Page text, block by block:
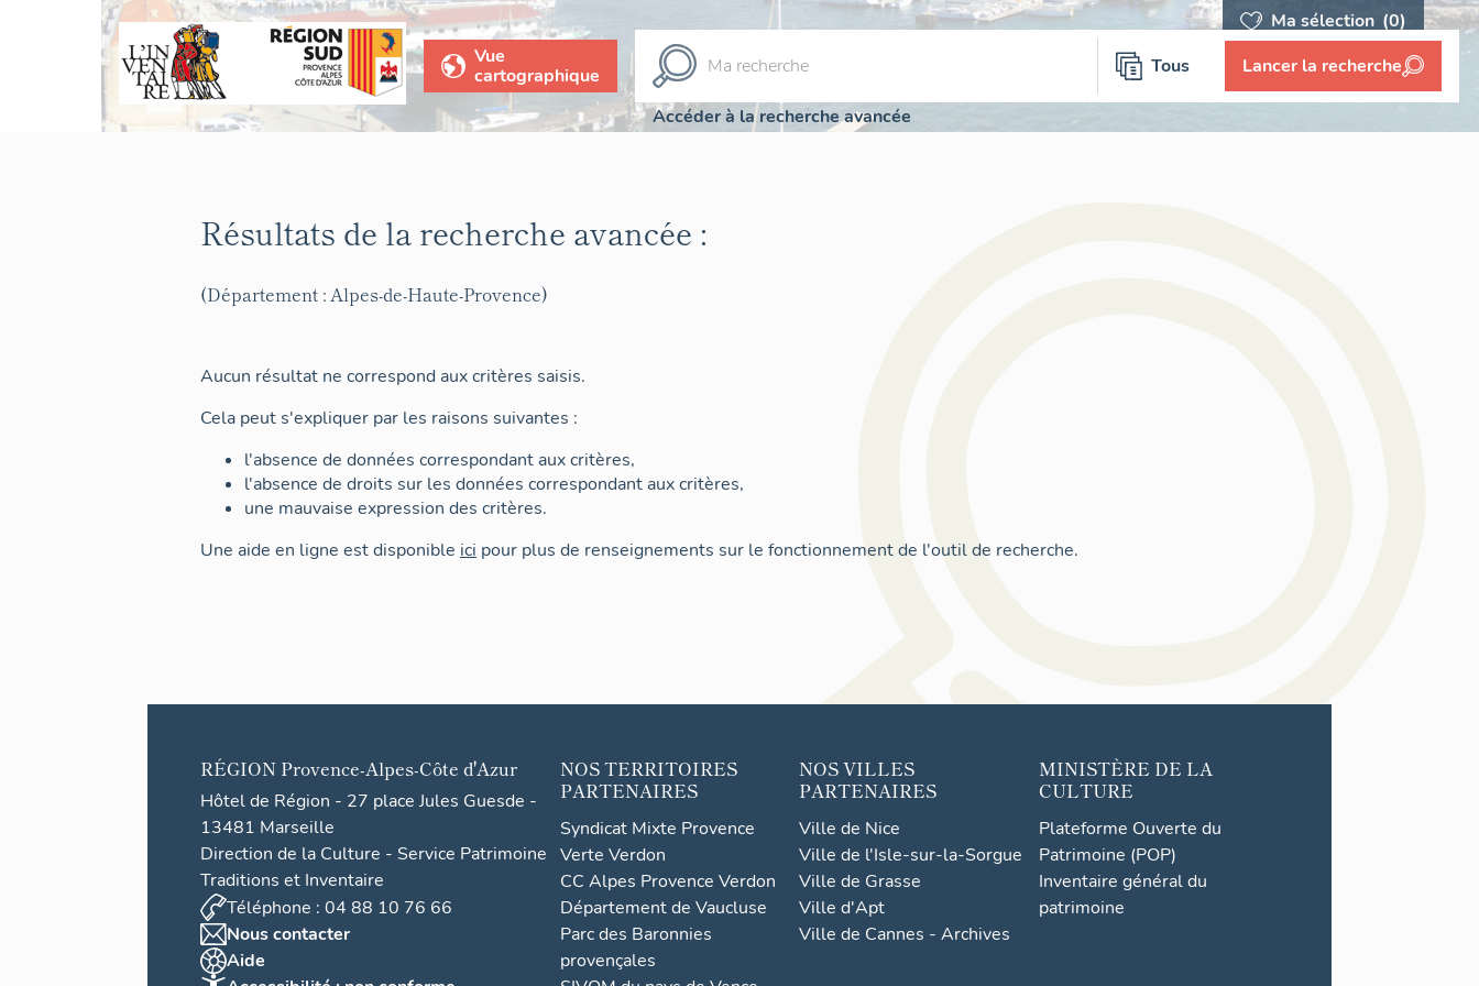
Ma sélection (0)
Vue
cartographique
Tous Lancer la recherche
Accéder à la recherche avancée
Résultats de la recherche avancée :
(Département : Alpes-de-Haute-Provence)
Aucun résultat ne correspond aux critères saisis.
Cela peut s'expliquer par les raisons suivantes :
l'absence de données correspondant aux critères,
l'absence de droits sur les données correspondant aux critères,
une mauvaise expression des critères.
Une aide en ligne est disponible ici pour plus de renseignements sur le fonctionnement de l'outil de recherche.
RÉGION Provence-Alpes-Côte d'Azur
Hôtel de Région - 27 place Jules Guesde -
13481 Marseille
Direction de la Culture - Service Patrimoine
Traditions et Inventaire
Téléphone : 04 88 10 76 66
Nous contacter
Aide
NOS TERRITOIRES
PARTENAIRES
Syndicat Mixte Provence
Verte Verdon
CC Alpes Provence Verdon
Département de Vaucluse
Parc des Baronnies
provençales
NOS VILLES
PARTENAIRES
Ville de Nice
Ville de l'Isle-sur-la-Sorgue
Ville de Grasse
Ville d'Apt
Ville de Cannes - Archives
MINISTÈRE DE LA
CULTURE
Plateforme Ouverte du
Patrimoine (POP)
Inventaire général du
patrimoine